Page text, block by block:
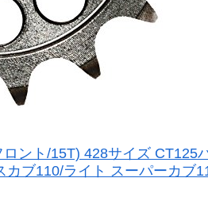
ント/15T) 428サイズ CT125
ブ110/ライト スーパーカブ